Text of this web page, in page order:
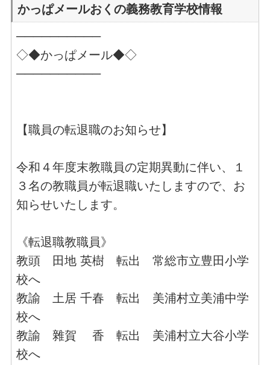
かっぱメールおくの義務教育学校情報
──────────
◇◆かっぱメール◆◇
──────────
【職員の転退職のお知らせ】
令和４年度末教職員の定期異動に伴い、１
３名の教職員が転退職いたしますので、お
知らせいたします。
《転退職教職員》
教頭 田地 英樹 転出 常総市立豊田小学
校へ
教諭 土居 千春 転出 美浦村立美浦中学
校へ
教諭 雜賀 香 転出 美浦村立大谷小学
校へ